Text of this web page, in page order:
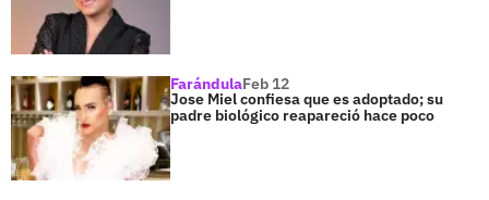
FarándulaFeb 12
Jose Miel confiesa que es adoptado; su
padre biológico reapareció hace poco